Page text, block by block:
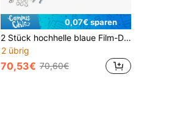
0,07€ sparen
2 Stück hochhelle blaue Film-Doppellichtquelle Auto-Scheinwerfer, Kühlergrill LED-Scheinwerfer, Frontscheinwerfer, weißes Abblendlicht, gelbes Fernlicht, Doppelfarbe, Abblend- und Fernlicht
2 übrig
70,53€ 70,60€